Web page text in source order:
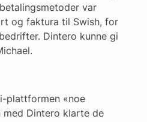
var
og faktura til Swish, for
Dintero kunne gi
plattformen «noe
med Dintero klarte de